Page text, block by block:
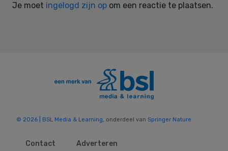
Je moet ingelogd zijn op om een reactie te plaatsen.
© 2026 | BSL Media & Learning, onderdeel van Springer Nature
Contact Adverteren